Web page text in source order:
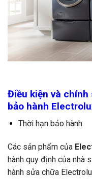
Điều kiện và chính
bảo hành
Thời hạn bảo hành
Các sản phẩm của
hành quy định của nhà
hành sửa chữa